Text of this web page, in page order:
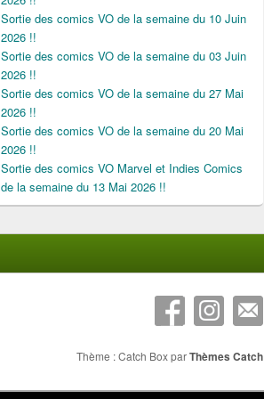
Sortie des comics VO de la semaine du 10 Juin
2026 !!
Sortie des comics VO de la semaine du 03 Juin
2026 !!
Sortie des comics VO de la semaine du 27 Mai
2026 !!
Sortie des comics VO de la semaine du 20 Mai
2026 !!
Sortie des comics VO Marvel et Indies Comics
de la semaine du 13 Mai 2026 !!
Thème : Catch Box parThèmes Catch